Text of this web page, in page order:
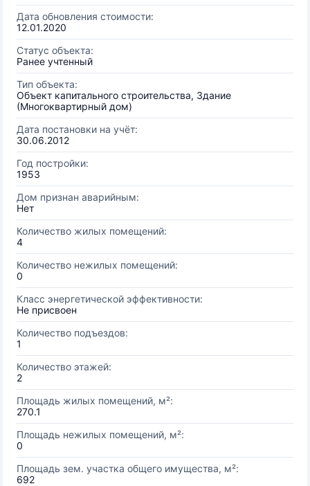
Дата обновления стоимости:
12.01.2020
Статус объекта:
Ранее учтенный
Тип объекта:
Объект капитального строительства, Здание
(Многоквартирный дом)
Дата постановки на учёт:
30.06.2012
Год постройки:
1953
Дом признан аварийным:
Нет
Количество жилых помещений:
4
Количество нежилых помещений:
0
Класс энергетической эффективности:
Не присвоен
Количество подъездов:
1
Количество этажей:
2
Площадь жилых помещений, м²:
270.1
Площадь нежилых помещений, м²:
0
Площадь зем. участка общего имущества, м²:
692